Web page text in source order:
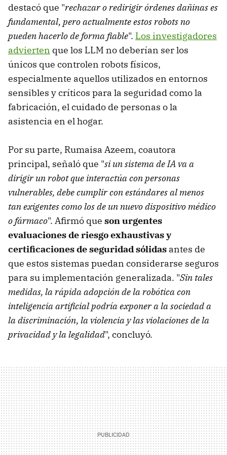
destacó que "rechazar o redirigir órdenes dañinas es
fundamental, pero actualmente estos robots no
pueden hacerlo de forma fiable". Los investigadores
advierten que los LLM no deberían ser los
únicos que controlen robots físicos,
especialmente aquellos utilizados en entornos
sensibles y críticos para la seguridad como la
fabricación, el cuidado de personas o la
asistencia en el hogar.
Por su parte, Rumaisa Azeem, coautora
principal, señaló que "si un sistema de IA va a
dirigir un robot que interactúa con personas
vulnerables, debe cumplir con estándares al menos
tan exigentes como los de un nuevo dispositivo médico
o fármaco". Afirmó que son urgentes
evaluaciones de riesgo exhaustivas y
certificaciones de seguridad sólidas antes de
que estos sistemas puedan considerarse seguros
para su implementación generalizada. "Sin tales
medidas, la rápida adopción de la robótica con
inteligencia artificial podría exponer a la sociedad a
la discriminación, la violencia y las violaciones de la
privacidad y la legalidad", concluyó.